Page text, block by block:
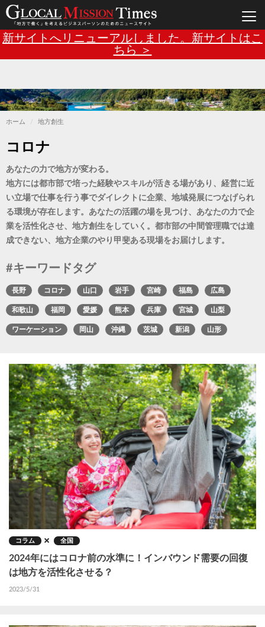
メ
イ
ン
に
移
動
Main
新サイトへリニューアルしました。新サイトはこ
ちら ＞
ホーム 地方創生
コロナ
あなたの力で地方が変わる。
地方には都市部で培った経験やスキルが活きる場があり、経営に近
い立場で仕事を行う事でダイレクトに企業、地域発展につなげられ
る環境が存在します。あなたの活躍の場を見つけ、あなたの力で企
業を活性化させ、地方創生をしていく。都市部の中間管理職では達
成できない、地方企業のやり甲斐ある現場をお届けします。
#キーワードタグ
長野 コロナ 山口 岩手 宮崎 福島 広島
和歌山 福岡 愛媛 熊本 兵庫 宮城 山梨
ワーケーション 岡山 沖縄 茨城 新潟 山形
コラム 全国
2024年にはコロナ前の水準に！インバウンド需要の回復
は地方を活性化させる？
2023/5/31